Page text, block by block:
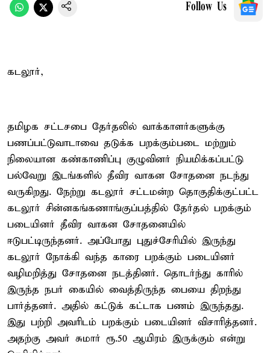
Follow Us
கடலூர்,
தமிழக சட்டசபை தேர்தலில் வாக்காளர்களுக்கு
பணப்பட்டுவாடாவை தடுக்க பறக்கும்படை மற்றும்
நிலையான கண்காணிப்பு குழுவினர் நியமிக்கப்பட்டு
பல்வேறு இடங்களில் தீவிர வாகன சோதனை நடந்து
வருகிறது. நேற்று கடலூர் சட்டமன்ற தொகுதிக்குட்பட்ட
கடலூர் சின்னகங்கணாங்குப்பத்தில் தேர்தல் பறக்கும்
படையினர் தீவிர வாகன சோதனையில்
ஈடுபட்டிருந்தனர். அப்போது புதுச்சேரியில் இருந்து
கடலூர் நோக்கி வந்த காரை பறக்கும் படையினர்
வழிமறித்து சோதனை நடத்தினர். தொடர்ந்து காரில்
இருந்த நபர் கையில் வைத்திருந்த பையை திறந்து
பார்த்தனர். அதில் கட்டுக் கட்டாக பணம் இருந்தது.
இது பற்றி அவரிடம் பறக்கும் படையினர் விசாரித்தனர்.
அதற்கு அவர் சுமார் ரூ.50 ஆயிரம் இருக்கும் என்று